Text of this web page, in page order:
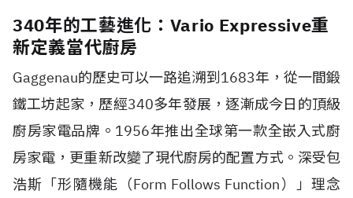
340年的工藝進化：Vario Expressive重
新定義當代廚房
Gaggenau的歷史可以一路追溯到1683年，從一間鍛
鐵工坊起家，歷經340多年發展，逐漸成今日的頂級
廚房家電品牌。1956年推出全球第一款全嵌入式廚
房家電，更重新改變了現代廚房的配置方式。深受包
浩斯「形隨機能（Form Follows Function）」理念